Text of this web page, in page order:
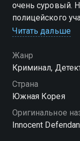
очень суровый.
полицейского
узнает, что ему
Читать дальше
Жанр
Криминал,
Страна
Южная Корея
Оригинальное
Innocent